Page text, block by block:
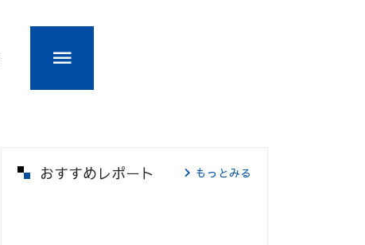
おすすめレポート もっとみる